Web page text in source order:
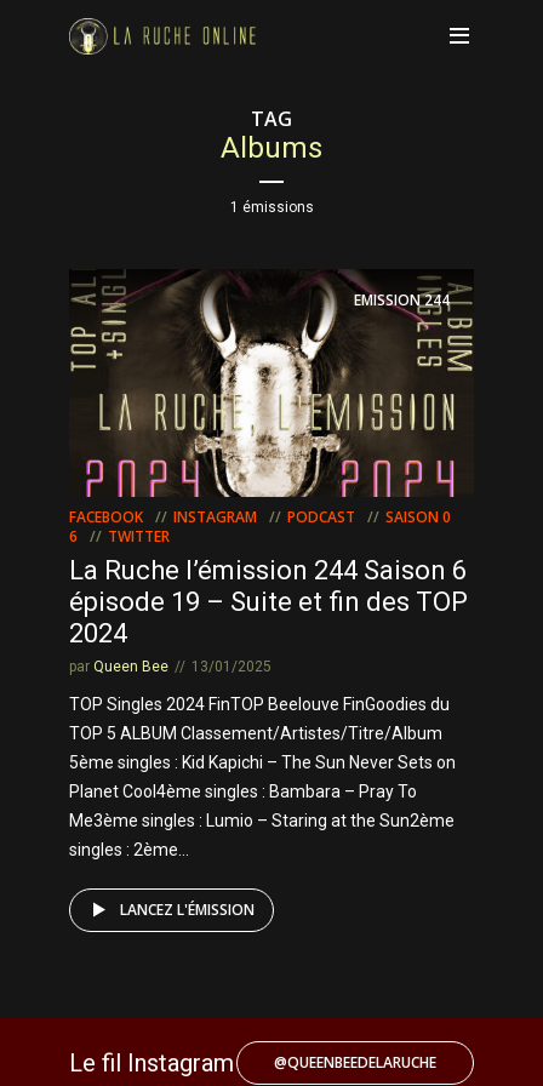
TAG
Albums
1 émissions
EMISSION244
FACEBOOK INSTAGRAM PODCAST
SAISON 0
6
TWITTER
La Ruche l’émission 244 Saison 6
épisode 19 – Suite et fin des TOP
2024
par Queen Bee 13/01/2025
TOP Singles 2024 FinTOP Beelouve FinGoodies du
TOP 5 ALBUM Classement/Artistes/Titre/Album
5ème singles : Kid Kapichi – The Sun Never Sets on
Planet Cool4ème singles : Bambara – Pray To
Me3ème singles : Lumio – Staring at the Sun2ème
singles : 2ème...
LANCEZ L'ÉMISSION
Le fil Instagram @QUEENBEEDELARUCHE